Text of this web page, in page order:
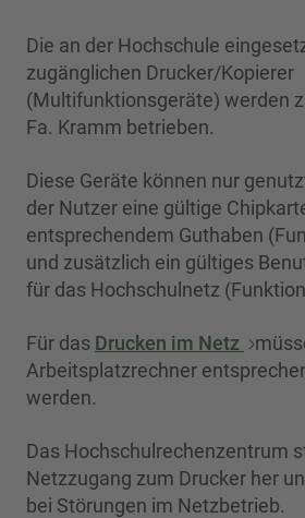
Die an der Hochschule
zugänglichen Drucker/Kopierer
(Multifunktionsgeräte) werden
Fa. Kramm betrieben.
Diese Geräte können nur
der Nutzer eine gültige
entsprechendem Guthaben
und zusätzlich ein gültiges
für das Hochschulnetz
Für das Drucken im Netz
Arbeitsplatzrechner
werden.
Das Hochschulrechenzentrum
Netzzugang zum Drucker her
bei Störungen im Netzbetrieb.